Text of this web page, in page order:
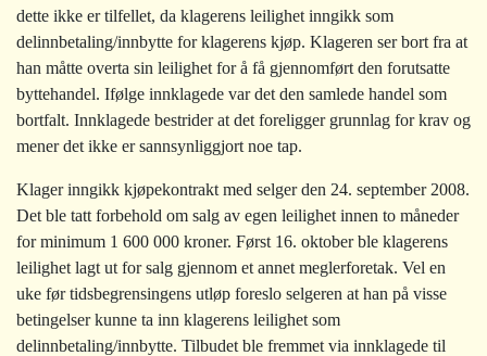
dette ikke er tilfellet, da klagerens leilighet inngikk som
delinnbetaling/innbytte for klagerens kjøp. Klageren ser bort fra at
han måtte overta sin leilighet for å få gjennomført den forutsatte
byttehandel. Ifølge innklagede var det den samlede handel som
bortfalt. Innklagede bestrider at det foreligger grunnlag for krav og
mener det ikke er sannsynliggjort noe tap.
Klager inngikk kjøpekontrakt med selger den 24. september 2008.
Det ble tatt forbehold om salg av egen leilighet innen to måneder
for minimum 1 600 000 kroner. Først 16. oktober ble klagerens
leilighet lagt ut for salg gjennom et annet meglerforetak. Vel en
uke før tidsbegrensingens utløp foreslo selgeren at han på visse
betingelser kunne ta inn klagerens leilighet som
delinnbetaling/innbytte. Tilbudet ble fremmet via innklagede til